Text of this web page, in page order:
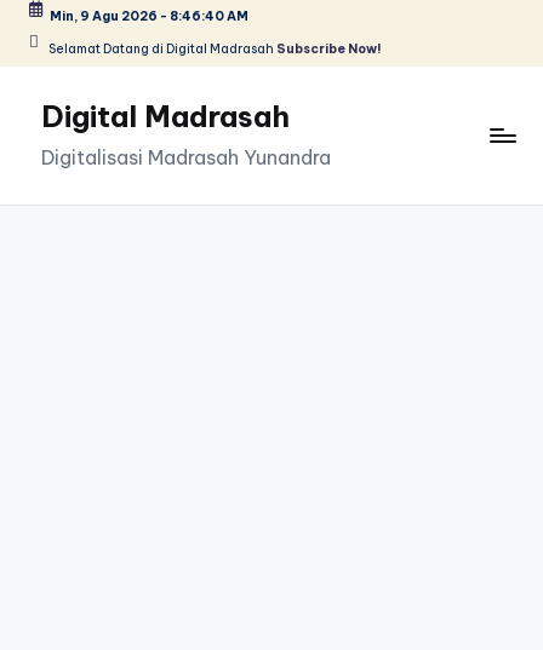
Skip
content
Min, 9 Agu 2026 - 8:46:41 AM
Selamat Datang di Digital Madrasah Subscribe Now!
Digital Madrasah
Digitalisasi Madrasah Yunandra